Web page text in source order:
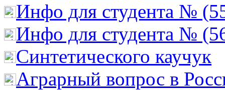
Инфо для студента №
Инфо для студента №
Cинтетического каучук
Аграрный вопрос в